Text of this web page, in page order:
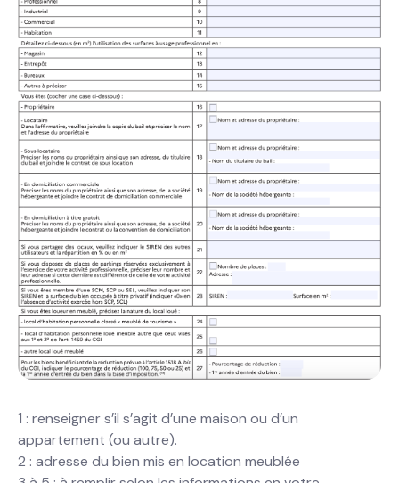
1 : renseigner s’il s’agit d’une maison ou d’un
appartement (ou autre).
2 : adresse du bien mis en location meublée